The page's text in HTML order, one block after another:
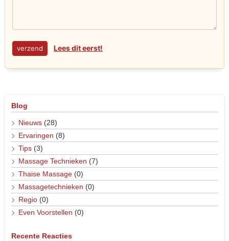
Lees dit eerst!
Blog
Nieuws (28)
Ervaringen (8)
Tips (3)
Massage Technieken (7)
Thaise Massage (0)
Massagetechnieken (0)
Regio (0)
Even Voorstellen (0)
Recente Reacties